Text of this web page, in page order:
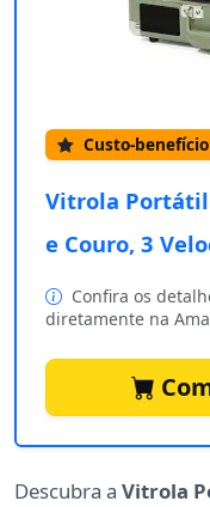
Custo-benefício
Vitrola
e Couro, 3
Confira os
diretamente na
Descubra a Vitrola